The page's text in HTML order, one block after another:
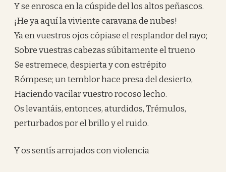
Y se enrosca en la cúspide del los altos peñascos.
¡He ya aquí la viviente caravana de nubes!
Ya en vuestros ojos cópiase el resplandor del rayo;
Sobre vuestras cabezas súbitamente el trueno
Se estremece, despierta y con estrépito
Rómpese; un temblor hace presa del desierto,
Haciendo vacilar vuestro rocoso lecho.
Os levantáis, entonces, aturdidos, Trémulos,
perturbados por el brillo y el ruido.
Y os sentís arrojados con violencia